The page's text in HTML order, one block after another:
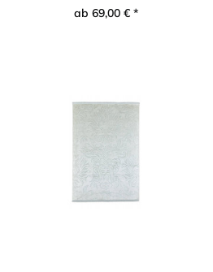
ab 69,00 € *